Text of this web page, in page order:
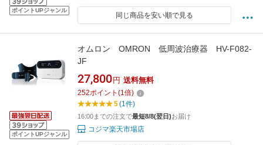
ポイントUPジャンル
同じ商品を安い順で見る
ポイントUPジャンル
オムロン OMRON 低周波治療器 HV-F082-
JF
27,800 円 送料無料
252ポイント (1倍)
5(1件)
16:00までの注文で最短8/8(翌日)お届け
コジマ楽天市場店